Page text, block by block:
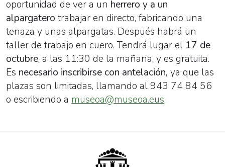
oportunidad de ver a un herrero y a un
alpargatero trabajar en directo, fabricando una
tenaza y unas alpargatas. Después habrá un
taller de trabajo en cuero. Tendrá lugar el 17 de
octubre, a las 11:30 de la mañana, y es gratuita.
Es necesario inscribirse con antelación, ya que las
plazas son limitadas, llamando al 943 74 84 56
o escribiendo a museoa@museoa.eus.